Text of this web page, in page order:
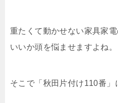
重たくて動かせない家具家
いいか頭を悩ませますよね。
そこで「秋田片付け110番」